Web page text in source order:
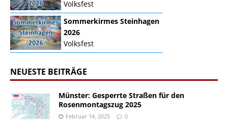
Volksfest
Sommerkirmes Steinhagen
2026
Volksfest
NEUESTE BEITRÄGE
Münster: Gesperrte Straßen für den
Rosenmontagszug 2025
Februar 14, 2025 0